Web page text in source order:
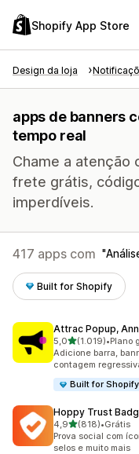
Shopify App Store
Design da loja
apps de banners
tempo real
Chame a atenção
frete grátis,
imperdíveis.
417 apps com
Built for Shopify
Attrac Popup,
5,0de 5 estrelas
(1.019)
1019 avaliações ao
•Plano
Adicione barra,
contagem
Built for Shopify
Hoppy Trust
4,9de 5 estrelas
(818)
818 avaliações ao
•Grátis
Prova social com
selos e muito mais